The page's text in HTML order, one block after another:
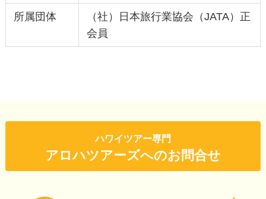
所属団体
（社）日本旅行業協会（JATA）正
会員
ハワイツアー専門
アロハツアーズへのお問合せ